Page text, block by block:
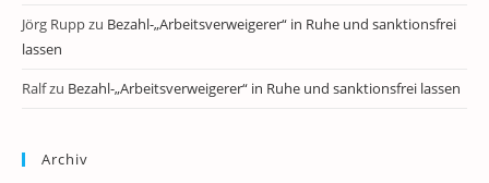
Jörg Ruppzu Bezahl-„Arbeitsverweigerer“ in Ruhe und sanktionsfrei
lassen
Ralfzu Bezahl-„Arbeitsverweigerer“ in Ruhe und sanktionsfrei lassen
Archiv